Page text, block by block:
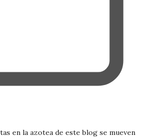
en la azotea de este blog se mueven